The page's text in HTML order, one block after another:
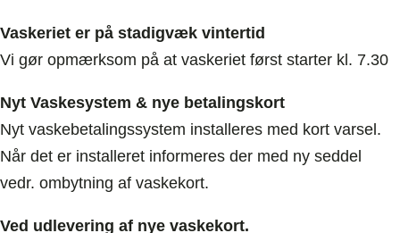
Vaskeriet er på stadigvæk vintertid
Vi gør opmærksom på at vaskeriet først starter kl. 7.30
Nyt Vaskesystem & nye betalingskort
Nyt vaskebetalingssystem installeres med kort varsel.
Når det er installeret informeres der med ny seddel
vedr. ombytning af vaskekort.
Ved udlevering af nye vaskekort.